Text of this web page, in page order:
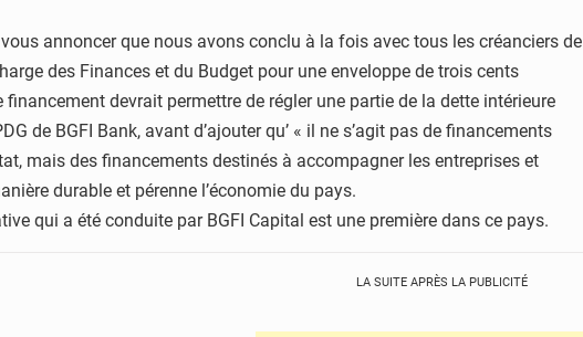
annoncer que nous avons conclu à la fois avec tous les créanciers de
des Finances et du Budget pour une enveloppe de trois cents
financement devrait permettre de régler une partie de la dette intérieure
de BGFI Bank, avant d’ajouter qu’ « il ne s’agit pas de financements
mais des financements destinés à accompagner les entreprises et
durable et pérenne l’économie du pays.
qui a été conduite par BGFI Capital est une première dans ce pays.
LA SUITE APRÈS LA PUBLICITÉ